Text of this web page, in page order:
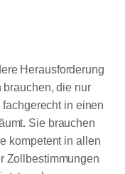
Herausforderung
die nur
fachgerecht in einen
Sie brauchen
kompetent in allen
Zollbestimmungen